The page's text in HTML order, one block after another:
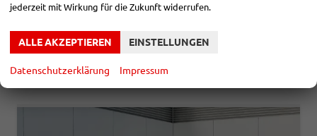
incl. 19% MwSt.
Verbrauch kombiniert:
6,40 l/100km
CO2-Emissionen:144,00 g/km
jederzeit mit Wirkung für die Zukunft widerrufen.
ALLE AKZEPTIEREN EINSTELLUNGEN
Datenschutzerklärung Impressum